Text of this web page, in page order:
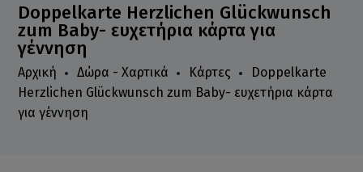
Doppelkarte Herzlichen Glückwunsch
zum Baby- ευχετήρια κάρτα για
γέννηση
Αρχική Δώρα - Χαρτικά Κάρτες
Doppelkarte
Herzlichen Glückwunsch zum Baby- ευχετήρια κάρτα
για γέννηση